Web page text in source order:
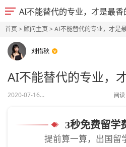
AI不能替代的专业，才是最香
首页> 顾问主页> AI不能替代的专业，才是
刘惜秋
AI不能替代的专业，
2020-07-16... 阅读
3秒免费留学
提前算一算，出国留